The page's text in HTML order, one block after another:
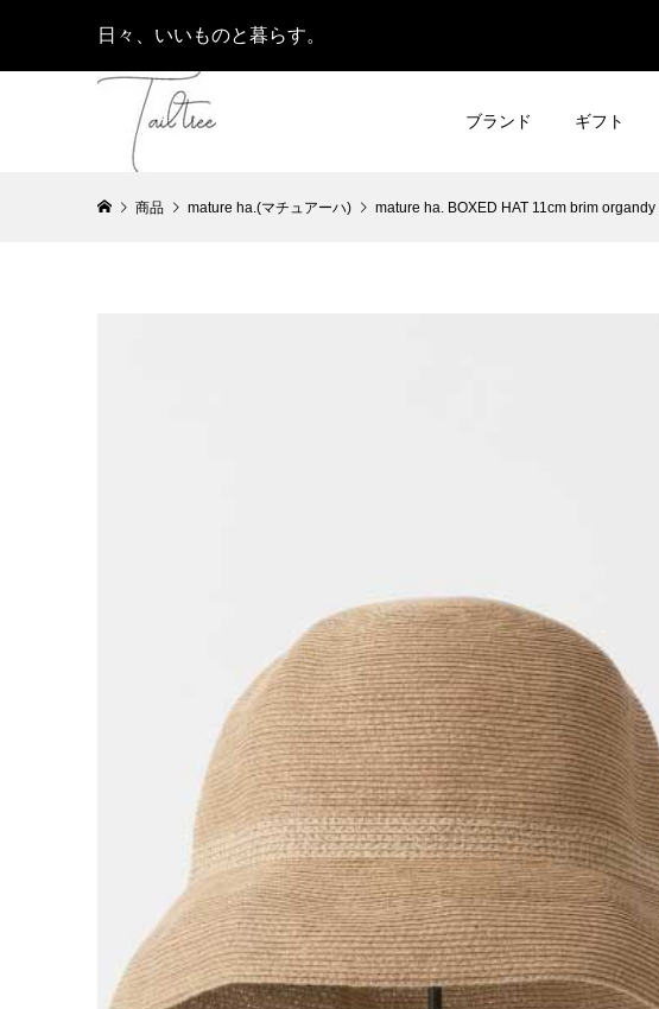
日々、いいものと暮らす。
ブランド ギフト
商品 mature ha.(マチュアーハ) mature ha. BOXED HAT 11cm brim